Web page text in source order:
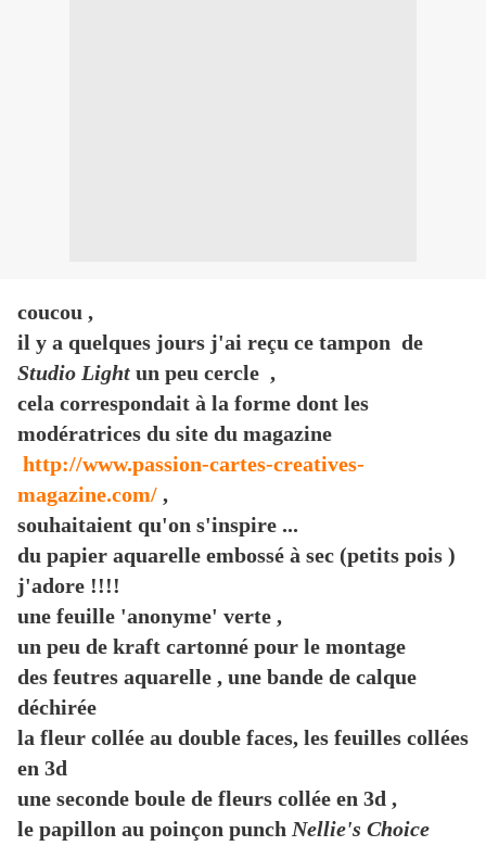
coucou ,
il y a quelques jours j'ai reçu ce tampon de
Studio Light un peu cercle ,
cela correspondait à la forme dont les
modératrices du site du magazine
http://www.passion-cartes-creatives-
magazine.com/ ,
souhaitaient qu'on s'inspire ...
du papier aquarelle embossé à sec (petits pois )
j'adore !!!!
une feuille 'anonyme' verte ,
un peu de kraft cartonné pour le montage
des feutres aquarelle , une bande de calque
déchirée
la fleur collée au double faces, les feuilles collées
en 3d
une seconde boule de fleurs collée en 3d ,
le papillon au poinçon punch Nellie's Choice